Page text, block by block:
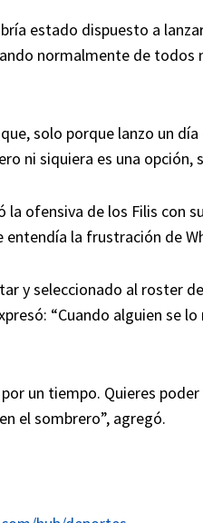
estado dispuesto a
normalmente de todos
solo porque lanzo un
ni siquiera es una opción,
la ofensiva de los Filis con
entendía la frustración de
y seleccionado al roster
“Cuando alguien se
un tiempo. Quieres
el sombrero”, agregó.